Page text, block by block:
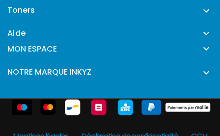
Toners 
Aide 
MON ESPACE 
NOTRE MARQUE INKYZ 